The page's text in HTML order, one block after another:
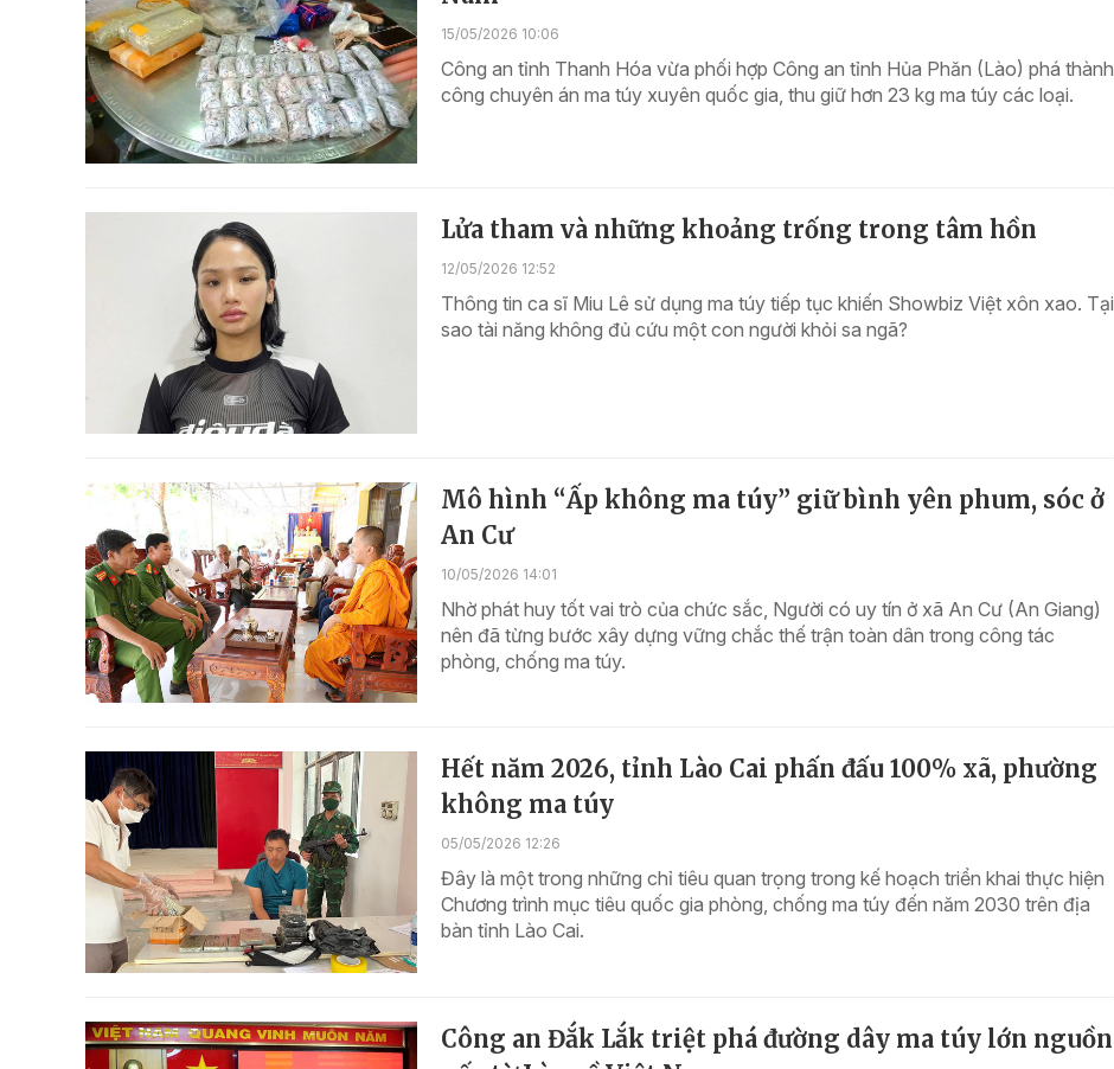
15/05/2026 10:06
Công an tỉnh Thanh Hóa vừa phối hợp Công an tỉnh Hủa Phăn (Lào) phá thành
công chuyên án ma túy xuyên quốc gia, thu giữ hơn 23 kg ma túy các loại.
Lửa tham và những khoảng trống trong tâm hồn
12/05/2026 12:52
Thông tin ca sĩ Miu Lê sử dụng ma túy tiếp tục khiến Showbiz Việt xôn xao. Tại
sao tài năng không đủ cứu một con người khỏi sa ngã?
Mô hình “Ấp không ma túy” giữ bình yên phum, sóc ở
An Cư
10/05/2026 14:01
Nhờ phát huy tốt vai trò của chức sắc, Người có uy tín ở xã An Cư (An Giang)
nên đã từng bước xây dựng vững chắc thế trận toàn dân trong công tác
phòng, chống ma túy.
Hết năm 2026, tỉnh Lào Cai phấn đấu 100% xã, phường
không ma túy
05/05/2026 12:26
Đây là một trong những chỉ tiêu quan trọng trong kế hoạch triển khai thực hiện
Chương trình mục tiêu quốc gia phòng, chống ma túy đến năm 2030 trên địa
bàn tỉnh Lào Cai.
Công an Đắk Lắk triệt phá đường dây ma túy lớn nguồn